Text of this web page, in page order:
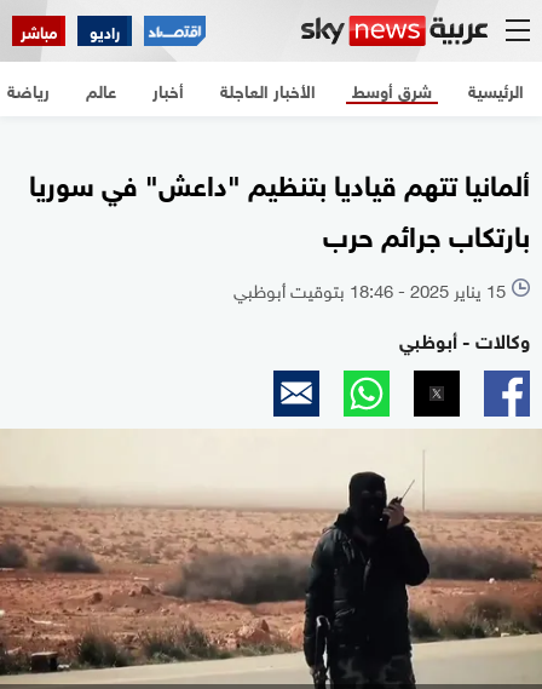
راديو مباشر
الرئيسية الأخبار العاجلة أخبار شرق أوسط عالم رياضة
الرئيسية الأخبار العاجلة أخبار شرق أوسط عالم رياضة
ألمانيا تتهم قياديا بتنظيم "داعش" في سوريا
بارتكاب جرائم حرب
l 15 يناير 2025 - 18:46 بتوقيت أبوظبي
وكالات - أبوظبي